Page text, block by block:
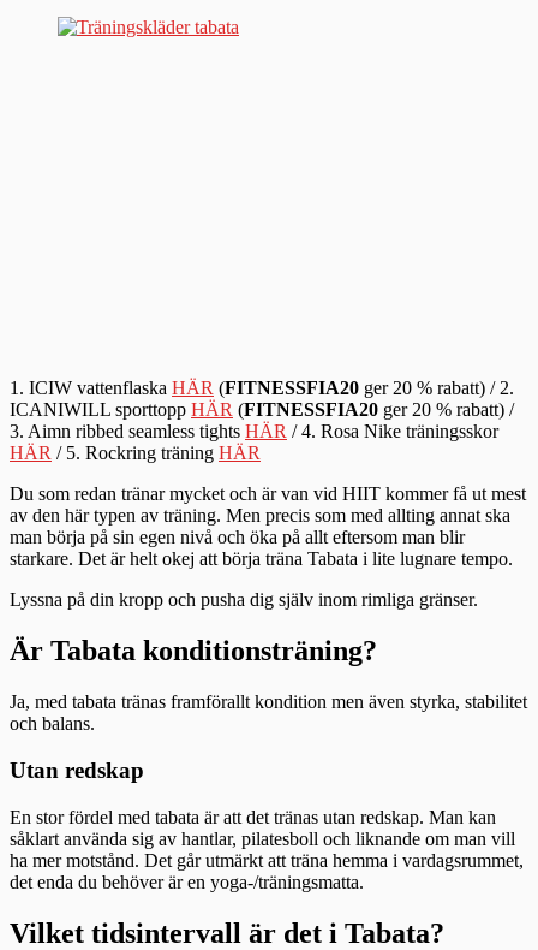
1. ICIW vattenflaska HÄR (FITNESSFIA20 ger 20 % rabatt) / 2.
ICANIWILL sporttopp HÄR (FITNESSFIA20 ger 20 % rabatt) /
3. Aimn ribbed seamless tights HÄR / 4. Rosa Nike träningsskor
HÄR / 5. Rockring träning HÄR
Du som redan tränar mycket och är van vid HIIT kommer få ut mest
av den här typen av träning. Men precis som med allting annat ska
man börja på sin egen nivå och öka på allt eftersom man blir
starkare. Det är helt okej att börja träna Tabata i lite lugnare tempo.
Lyssna på din kropp och pusha dig själv inom rimliga gränser.
Är Tabata konditionsträning?
Ja, med tabata tränas framförallt kondition men även styrka, stabilitet
och balans.
Utan redskap
En stor fördel med tabata är att det tränas utan redskap. Man kan
såklart använda sig av hantlar, pilatesboll och liknande om man vill
ha mer motstånd. Det går utmärkt att träna hemma i vardagsrummet,
det enda du behöver är en yoga-/träningsmatta.
Vilket tidsintervall är det i Tabata?